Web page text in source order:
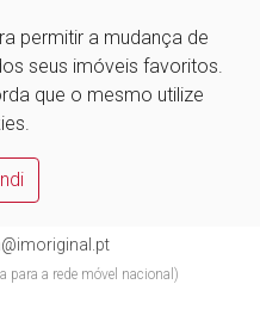
permitir a mudança de
seus imóveis favoritos.
que o mesmo utilize
para a rede móvel nacional)